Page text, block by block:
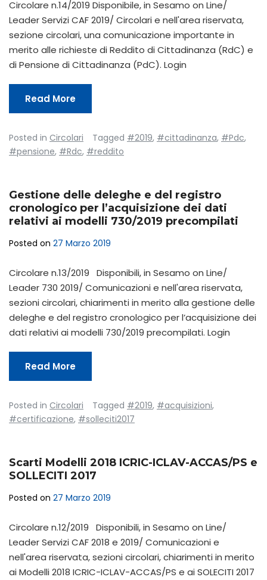
Circolare n.14/2019 Disponibile, in Sesamo on Line/
Leader Servizi CAF 2019/ Circolari e nell'area riservata,
sezione circolari, una comunicazione importante in
merito alle richieste di Reddito di Cittadinanza (RdC) e
di Pensione di Cittadinanza (PdC). Login
Read More
Posted in Circolari Tagged #2019, #cittadinanza, #Pdc,
#pensione, #Rdc, #reddito
Gestione delle deleghe e del registro
cronologico per l’acquisizione dei dati
relativi ai modelli 730/2019 precompilati
Posted on 27 Marzo 2019
Circolare n.13/2019 Disponibili, in Sesamo on Line/
Leader 730 2019/ Comunicazioni e nell'area riservata,
sezioni circolari, chiarimenti in merito alla gestione delle
deleghe e del registro cronologico per l’acquisizione dei
dati relativi ai modelli 730/2019 precompilati. Login
Read More
Posted in Circolari Tagged #2019, #acquisizioni,
#certificazione, #solleciti2017
Scarti Modelli 2018 ICRIC-ICLAV-ACCAS/PS e
SOLLECITI 2017
Posted on 27 Marzo 2019
Circolare n.12/2019 Disponibili, in Sesamo on Line/
Leader Servizi CAF 2018 e 2019/ Comunicazioni e
nell'area riservata, sezioni circolari, chiarimenti in merito
ai Modelli 2018 ICRIC-ICLAV-ACCAS/PS e ai SOLECITI 2017